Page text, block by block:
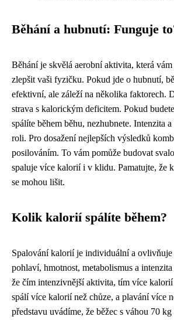
Běhání a hubnutí: Funguje
Běhání je skvělá aerobní aktivita, která
zlepšit vaši fyzičku. Pokud jde o hubnutí,
efektivní, ale záleží na několika faktorech.
strava s kalorickým deficitem. Pokud
spálíte během běhu, nezhubnete. Intenzita
roli. Pro dosažení nejlepších výsledků
posilováním. To vám pomůže budovat
spaluje více kalorií i v klidu. Pamatujte, že
se mohou lišit.
Kolik kalorií spálíte během?
Spalování kalorií je individuální a ovlivňuje
pohlaví, hmotnost, metabolismus a
že čím intenzivnější aktivita, tím více
spálí více kalorií než chůze, a plavání více
představu uvádíme, že běžec s váhou 70